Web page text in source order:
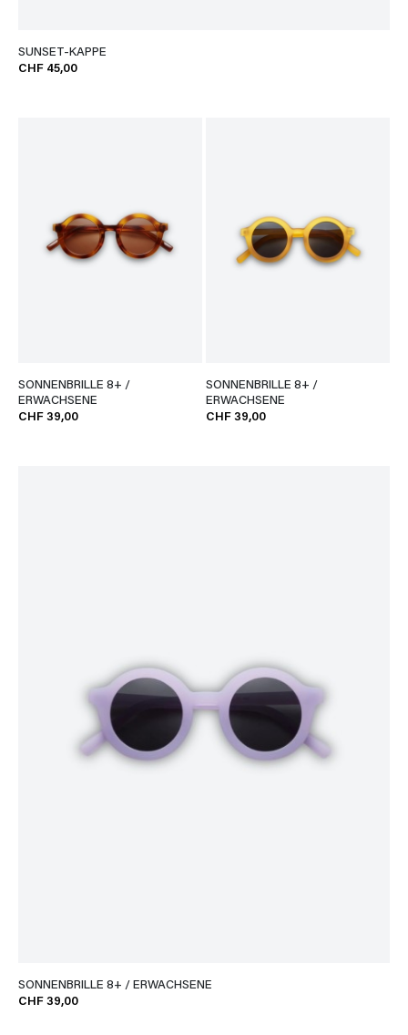
SUNSET-KAPPE
CHF 45,00
SONNENBRILLE 8+ /
ERWACHSENE
CHF 39,00
SONNENBRILLE 8+ /
ERWACHSENE
CHF 39,00
SONNENBRILLE 8+ / ERWACHSENE
CHF 39,00